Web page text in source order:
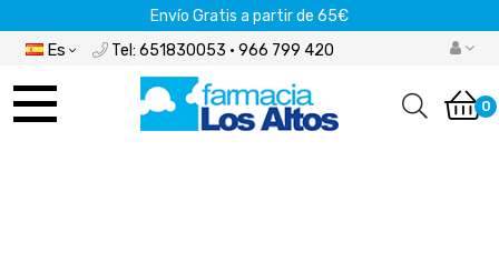
Envío Gratis a partir de 65€
Es Tel: 651830053 · 966 799 420
Navegación 0